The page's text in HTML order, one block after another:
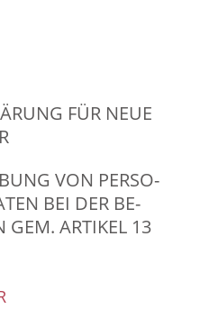
FÜR NEUE
VON PER­SO­
BEI DER BE­
GEM. AR­TI­KEL 13